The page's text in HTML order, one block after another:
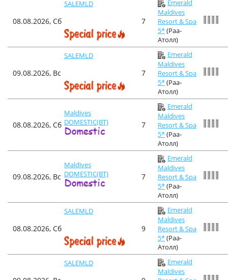
08.08.2026, Сб
SALEMLD
7
Emerald
Maldives
Resort & Spa
5*(Раа-
Атолл)
09.08.2026, Вс
SALEMLD
7
Emerald
Maldives
Resort & Spa
5*(Раа-
Атолл)
08.08.2026, Сб
Maldives
DOMESTIC(BT)
7
Emerald
Maldives
Resort & Spa
5*(Раа-
Атолл)
09.08.2026, Вс
Maldives
DOMESTIC(BT)
7
Emerald
Maldives
Resort & Spa
5*(Раа-
Атолл)
08.08.2026, Сб
SALEMLD
9
Emerald
Maldives
Resort & Spa
5*(Раа-
Атолл)
SALEMLD
Emerald
Maldives